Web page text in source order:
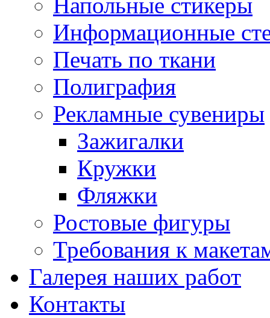
Напольные стикеры
Информационные
Печать по ткани
Полиграфия
Рекламные сувениры
Зажигалки
Кружки
Фляжки
Ростовые фигуры
Требования к
Галерея наших работ
Контакты